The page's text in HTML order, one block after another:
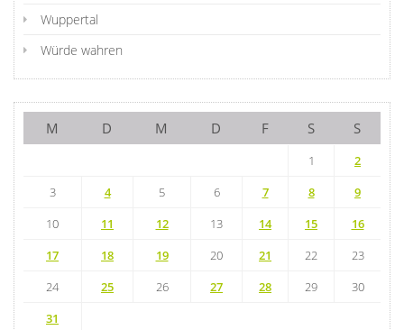
Wuppertal
Würde wahren
M D M D F S S
1
2
3
4 5 6 7 8
9
10
11 12 13 14 15
16
17
18 19 20 21 22
23
24
25 26 27 28 29
30
31